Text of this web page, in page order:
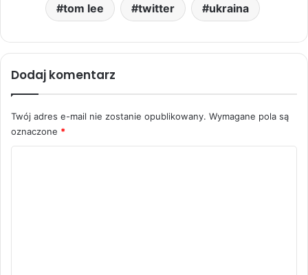
tom lee twitter ukraina
Dodaj komentarz
Twój adres e-mail nie zostanie opublikowany. Wymagane pola są
oznaczone *